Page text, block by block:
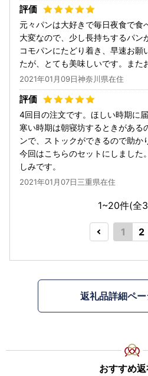
元々パンは大好きで毎日夜食で食
大変なので、少し長持ちするパン
コモパンにたどり着き、早速お願
たが、とても美味しいです。また
2021年01月09日神奈川県在住
4回目の注文です。ほしい時期に
寒い時期は朝寝坊するときがある
ンで、ストックができるので助か
今回はこちらのセットにしました
しみです。
2021年01月07日三重県在住
1~20件(全
1 2
返礼品詳細ペ
おすすめ